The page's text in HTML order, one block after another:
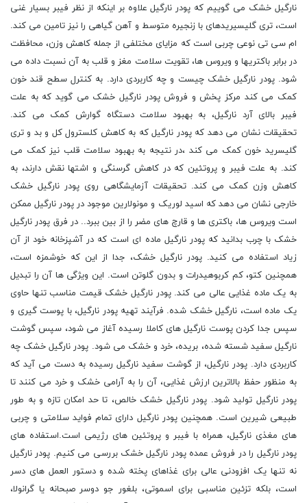
نارگیل خشک می گوییم که پودر نارگیل علاوه بر اینکه از نظر فیبر بسیار غنی
است، تری گلیسیریدهای با زنجیره متوسط و آهن گیاهی را نیز تامین می کند.
ام سی تی نوعی چربی است که مزایای مختلفی از جمله کاهش وزن، محافظت
در برابر باکتریها و ویروس ها، تقویت سلامت مغز و قلب به آن نسبت داده می
شود. پودر نارگیل خشک چیست و چه کاربردی دارد. به کنترل سطح قند خون
کمک می کند مرکز پخش و فروش پودر نارگیل خشک می گوید که به علت
فیبر بالای آرد نارگیل، به بهبود سلامت دستگاه گوارش کمک می کند.
تحقیقات نشان می دهد که پودر نارگیل که به کاهش کلسترول کل و بد و تری
گلیسرید خون کمک می کند ،در نتیجه به بهبود سلامت قلب نیز کمک می
کند. به علت فیبر و پروتئین که در کاهش گرسنگی و اشتها نقش دارند، به
کاهش وزن کمک می کند. تحقیقات آزمایشگاهی روی پودر نارگیل خشک
خارجی نشان می دهد که اسید لوریک و مونولارین موجود در پودر نارگیل ممکن
است ویروس ها، باکتری ها و قارچ های مضر را از بین ببرد.. در فرق پودر نارگیل
خشک با چرب بدانید که پودر نارگیل ماده ای است که در آشپزخانه خود از آن
زیاد استفاده می کنید. پودر نارگیل خشک، جدا از این که خوشمزه است،
همچنین کتو، کم کربوهیدرات و بدون گلوتن است. این ویژگی ها آن را تبدیل
به یک ماده غذایی عالی می کند. پودر نارگیل خشک قیمت مناسب تنها حاوی
یک ماده است، نارگیل خشک شده. فرآیند تهیه پودر نارگیل، با پوست گیری و
سپس جدا کردن پوست نارگیل های کاملا رسیده آغاز می شود، سپس گوشت
نارگیل سفید شسته شده، بریده، خرد و خشک می شود. پودر نارگیل خشک چه
کاربردی دارد. پودر نارگیل، از گوشت سفید نارگیل رسیده به دست می آید که
به منظور حفظ بالاترین ارزش غذایی، آن را به آرامی خشک و خرد می کنند تا
پودر نارگیل تولید شود. پودر نارگیل خشک خالص، تا حد امکان تازه و به طور
طبیعی شیرین است. همچنین پودر نارگیل دارای تمام فواید سلامتی و چربی
های مغذی نارگیل، همراه با فیبر و پروتئین های رژیمی است.استفاده های
پودر نارگیل را در فروش عمده پودر نارگیل خشک بررسی می کنیم. پودر نارگیل
نه تنها یک افزودنی عالی برای غذاهای پخته شده و دستور العمل های دسر
است، بلکه تزئین مناسبی برای اسموتی، بلغور جو دوسر صبحانه یا گرانولا،